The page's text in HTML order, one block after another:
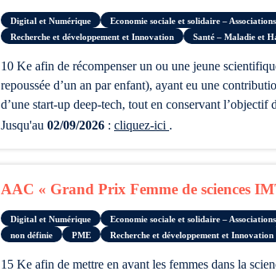
Digital et Numérique Economie sociale et solidaire –
Recherche et développement et Innovation
Santé – Maladie et
10 Ke afin de récompenser un ou une jeune scientifique de moins de 40 ans au premier janvier de l’année d’attribution du prix (cette limite pouvant être
repoussée d’un an par enfant), ayant eu une
d’une start-up deep-tech, tout en conservant l’objectif
Jusqu'au 02/09/2026 : cliquez-ici .
AAC « Grand Prix Femme de sciences
Digital et Numérique Economie sociale et solidaire –
non définie
PME Recherche et développement et Innovation
15 Ke afin de mettre en avant les femmes dans la science, récompenser des contributions scientifiques exceptionnelles ayant permis de faire progresser des